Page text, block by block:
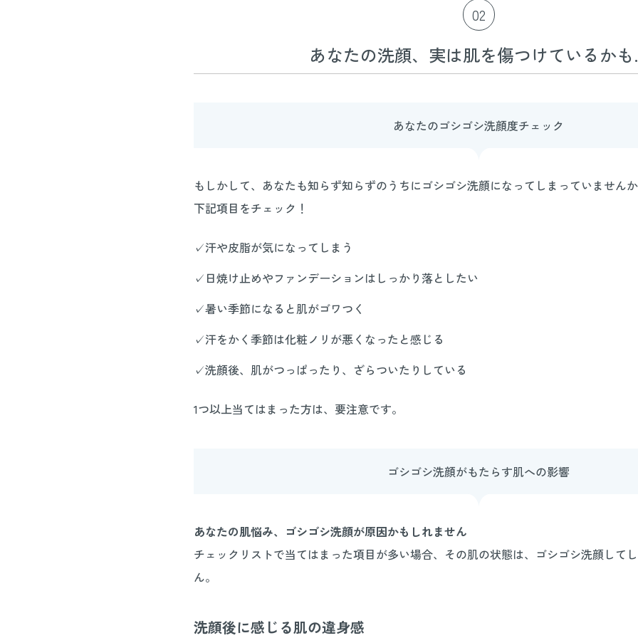
02
あなたの洗顔、実は肌を傷つけているか
あなたのゴシゴシ洗顔度チェック
もしかして、あなたも知らず知らずのうちにゴシゴシ洗顔になってしまっていません
下記項目をチェック！
✓汗や皮脂が気になってしまう
✓日焼け止めやファンデーションはしっかり落としたい
✓暑い季節になると肌がゴワつく
✓汗をかく季節は化粧ノリが悪くなったと感じる
✓洗顔後、肌がつっぱったり、ざらついたりしている
1つ以上当てはまった方は、要注意です。
ゴシゴシ洗顔がもたらす肌への影響
あなたの肌悩み、ゴシゴシ洗顔が原因かもしれません
チェックリストで当てはまった項目が多い場合、その肌の状態は、ゴシゴシ洗顔して
ん。
洗顔後に感じる肌の違身感